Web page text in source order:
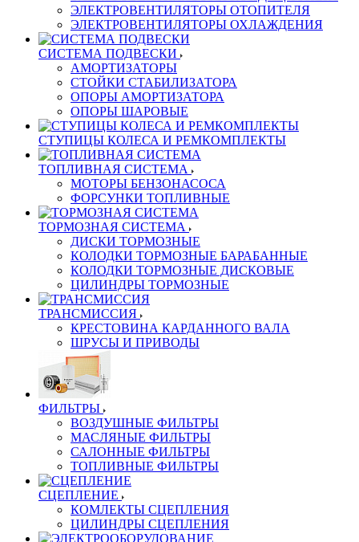
ЭЛЕКТРОВЕНТИЛЯТОРЫ ОТОПИТЕЛЯ
ЭЛЕКТРОВЕНТИЛЯТОРЫ ОХЛАЖДЕНИЯ
СИСТЕМА ПОДВЕСКИ
АМОРТИЗАТОРЫ
СТОЙКИ СТАБИЛИЗАТОРА
ОПОРЫ АМОРТИЗАТОРА
ОПОРЫ ШАРОВЫЕ
СТУПИЦЫ КОЛЕСА И РЕМКОМПЛЕКТЫ
ТОПЛИВНАЯ СИСТЕМА
МОТОРЫ БЕНЗОНАСОСА
ФОРСУНКИ ТОПЛИВНЫЕ
ТОРМОЗНАЯ СИСТЕМА
ДИСКИ ТОРМОЗНЫЕ
КОЛОДКИ ТОРМОЗНЫЕ БАРАБАННЫЕ
КОЛОДКИ ТОРМОЗНЫЕ ДИСКОВЫЕ
ЦИЛИНДРЫ ТОРМОЗНЫЕ
ТРАНСМИССИЯ
КРЕСТОВИНА КАРДАННОГО ВАЛА
ШРУСЫ И ПРИВОДЫ
ФИЛЬТРЫ
ВОЗДУШНЫЕ ФИЛЬТРЫ
МАСЛЯНЫЕ ФИЛЬТРЫ
САЛОННЫЕ ФИЛЬТРЫ
ТОПЛИВНЫЕ ФИЛЬТРЫ
СЦЕПЛЕНИЕ
КОМЛЕКТЫ СЦЕПЛЕНИЯ
ЦИЛИНДРЫ СЦЕПЛЕНИЯ